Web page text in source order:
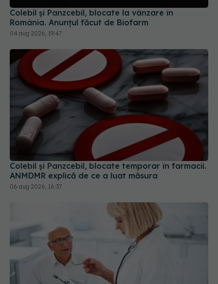
Colebil și Panzcebil, blocate la vânzare în
România. Anunțul făcut de Biofarm
04 aug 2026, 19:47
Colebil și Panzcebil, blocate temporar în farmacii.
ANMDMR explică de ce a luat măsura
06 aug 2026, 16:37